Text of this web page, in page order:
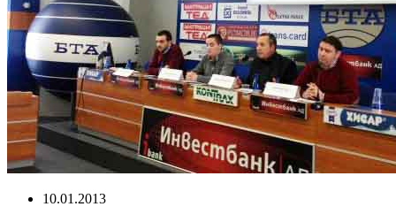
10.01.2013